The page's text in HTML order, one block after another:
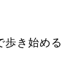
歩き始める